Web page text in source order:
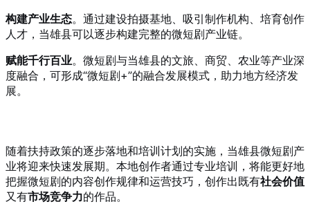
构建产业生态。通过建设拍摄基地、吸引制作机构、培育创作
人才，当雄县可以逐步构建完整的微短剧产业链。
赋能千行百业。微短剧与当雄县的文旅、商贸、农业等产业深
度融合，可形成“微短剧+”的融合发展模式，助力地方经济发
展。
随着扶持政策的逐步落地和培训计划的实施，当雄县微短剧产
业将迎来快速发展期。本地创作者通过专业培训，将能更好地
把握微短剧的内容创作规律和运营技巧，创作出既有社会价值
又有市场竞争力的作品。